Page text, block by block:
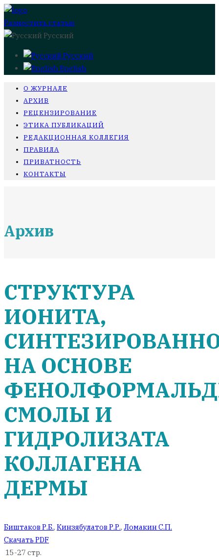
Разместить статью
Русский
Русский
English
О ЖУРНАЛЕ
АРХИВ
РЕЦЕНЗИРОВАНИЕ
ЭТИКА ПУБЛИКАЦИЙ
РЕДАКЦИОННАЯ КОЛЛЕГИЯ
ПРАВИЛА
ПРИВАТНОСТЬ
КОНТАКТЫ
Архив
СТРУКТУРА
ИОНИТА,
НА ОСНОВЕ
СМОЛЫ И
ГИДРОЛИЗАТА
КОЛЛАГЕНА
ДЕРМЫ
Биштаков Р.Б., Кинзябулатов Р.Р., Ломакин С.П.
Скачать PDF
15-27 стр.